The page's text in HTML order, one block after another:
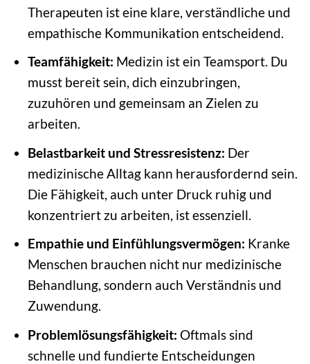
Therapeuten ist eine klare, verständliche und
empathische Kommunikation entscheidend.
Teamfähigkeit: Medizin ist ein Teamsport. Du
musst bereit sein, dich einzubringen,
zuzuhören und gemeinsam an Zielen zu
arbeiten.
Belastbarkeit und Stressresistenz: Der
medizinische Alltag kann herausfordernd sein.
Die Fähigkeit, auch unter Druck ruhig und
konzentriert zu arbeiten, ist essenziell.
Empathie und Einfühlungsvermögen: Kranke
Menschen brauchen nicht nur medizinische
Behandlung, sondern auch Verständnis und
Zuwendung.
Problemlösungsfähigkeit: Oftmals sind
schnelle und fundierte Entscheidungen